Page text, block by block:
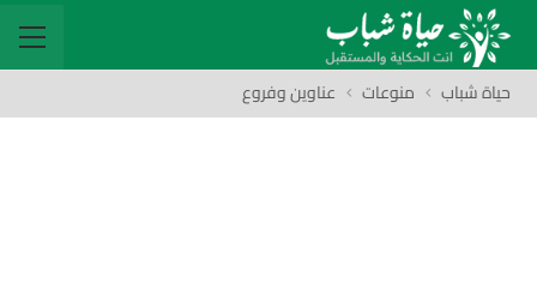
حياة شباب منوعات عناوين وفروع